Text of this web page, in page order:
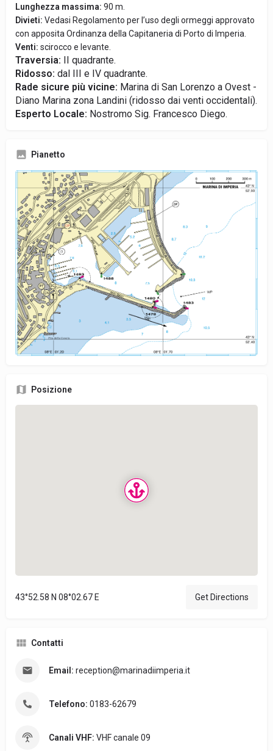
Lunghezza massima: 90 m.
Divieti: Vedasi Regolamento per l’uso degli ormeggi approvato
con apposita Ordinanza della Capitaneria di Porto di Imperia.
Venti: scirocco e levante.
Traversia: II quadrante.
Ridosso: dal III e IV quadrante.
Rade sicure più vicine: Marina di San Lorenzo a Ovest -
Diano Marina zona Landini (ridosso dai venti occidentali).
Esperto Locale: Nostromo Sig. Francesco Diego.
Pianetto
Posizione
43°52.58 N 08°02.67 E Get Directions
Contatti
Email: reception@marinadiimperia.it
Telefono: 0183-62679
Canali VHF: VHF canale 09